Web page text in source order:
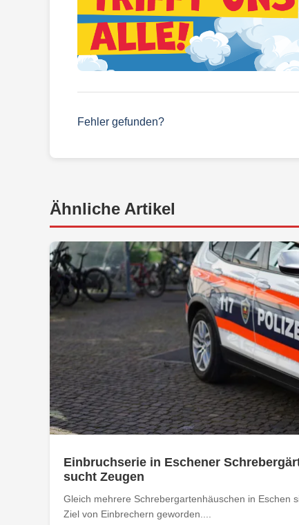
Fehler gefunden?
Ähnliche Artikel
Einbruchserie in Eschener
sucht Zeugen
Gleich mehrere Schrebergartenhäuschen in Eschen
Ziel von Einbrechern geworden....